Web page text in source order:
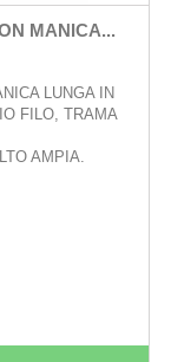
MANICA...
LUNGA IN
FILO, TRAMA
AMPIA.